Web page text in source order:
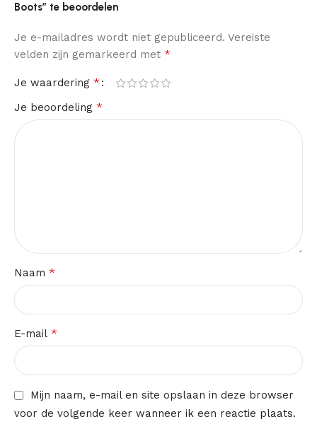
Boots” te beoordelen
Je e-mailadres wordt niet gepubliceerd. Vereiste
velden zijn gemarkeerd met *
Je waardering *
Je beoordeling *
Naam *
E-mail *
Mijn naam, e-mail en site opslaan in deze browser
voor de volgende keer wanneer ik een reactie plaats.